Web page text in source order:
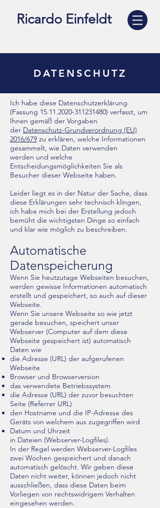
Ricardo Einfeldt
DATENSCHUTZ
Ich habe diese Datenschutzerklärung
(Fassung 15.11.2020-311231480) verfasst, um
Ihnen gemäß der Vorgaben
der Datenschutz-Grundverordnung (EU)
2016/679 zu erklären, welche Informationen
gesammelt, wie Daten verwenden
werden und welche
Entscheidungsmöglichkeiten Sie als
Besucher dieser Webseite haben.
Leider liegt es in der Natur der Sache, dass
diese Erklärungen sehr technisch klingen,
ich habe mich bei der Erstellung jedoch
bemüht die wichtigsten Dinge so einfach
und klar wie möglich zu beschreiben.
Automatische
Datenspeicherung
Wenn Sie heutzutage Webseiten besuchen,
werden gewisse Informationen automatisch
erstellt und gespeichert, so auch auf dieser
Webseite.
Wenn Sie unsere Webseite so wie jetzt
gerade besuchen, speichert unser
Webserver (Computer auf dem diese
Webseite gespeichert ist) automatisch
Daten wie
die Adresse (URL) der aufgerufenen
Webseite
Browser und Browserversion
das verwendete Betriebssystem
die Adresse (URL) der zuvor besuchten
Seite (Referrer URL)
den Hostname und die IP-Adresse des
Geräts von welchem aus zugegriffen wird
Datum und Uhrzeit
in Dateien (Webserver-Logfiles).
In der Regel werden Webserver-Logfiles
zwei Wochen gespeichert und danach
automatisch gelöscht. Wir geben diese
Daten nicht weiter, können jedoch nicht
ausschließen, dass diese Daten beim
Vorliegen von rechtswidrigem Verhalten
eingesehen werden.